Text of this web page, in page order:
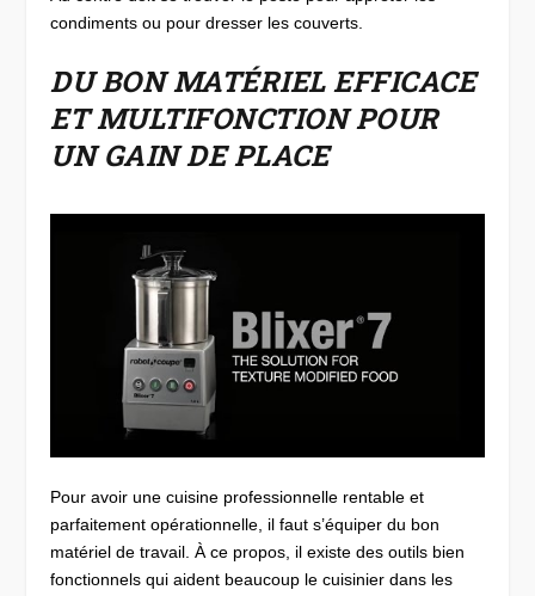
condiments ou pour dresser les couverts.
DU BON MATÉRIEL EFFICACE
ET MULTIFONCTION POUR
UN GAIN DE PLACE
Pour avoir une cuisine professionnelle rentable et
parfaitement opérationnelle, il faut s’équiper du bon
matériel de travail. À ce propos, il existe des outils bien
fonctionnels qui aident beaucoup le cuisinier dans les